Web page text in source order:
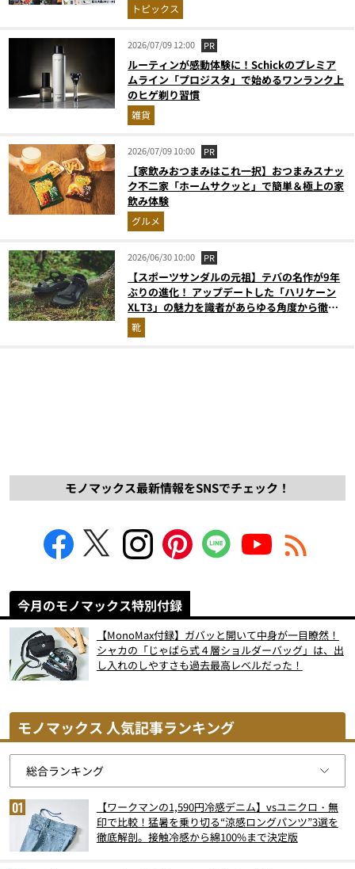
トピックス
2026/07/09 12:00 PR
ルーティンが感動体験に！Schickのプレミア
ムライン「プロジスタ」で始めるワンランク上
のヒゲ剃り習慣
雑貨
2026/07/09 10:00 PR
【家飲みおつまみはこれ一択】おつまみスナッ
ク不二家「ホームサクッと」で簡単＆極上の家
飲み体験
グルメ
2026/06/30 10:00 PR
【スポーツサンダルの元祖】テバの名作が9年
ぶりの進化！ アップデートした「ハリケーン
XLT3」の魅力を識者があらゆる角度から徹底
解説！
靴
モノマックス最新情報をSNSでチェック！
今月のモノマックス特別付録
【MonoMax付録】ガバッと開いて中身が一目瞭然！
シャカの「じゃばら式４層ショルダーバッグ」は、出
し入れのしやすさも過去最高レベルだった！
モノマックス 人気記事ランキング
【ワークマンの1,590円冷感デニム】vsユニクロ・無
印で比較！猛暑を乗り切る“涼感ロングパンツ”3選を
徹底解剖。接触冷感から綿100%まで決定版